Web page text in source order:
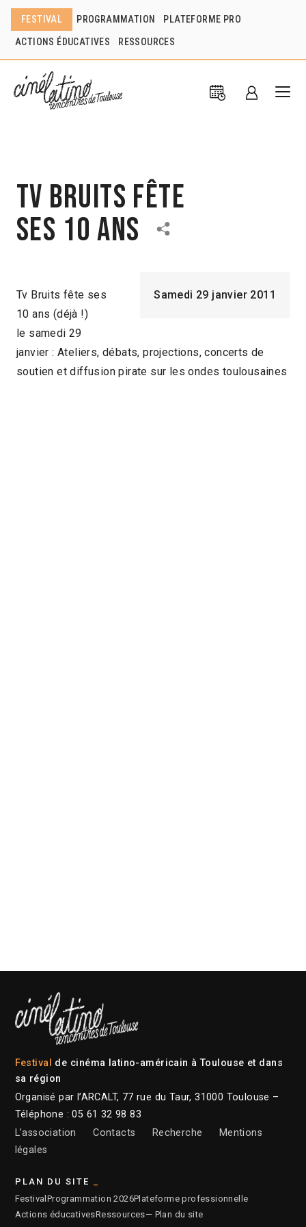
FESTIVAL PROGRAMMATION PLATEFORME PRO
ACTIONS ÉDUCATIVES RESSOURCES
TV bruits fête
ses 10 ans
Samedi 29 janvier 2011
Tv Bruits fête ses
10 ans (déjà !)
le samedi 29
janvier : Ateliers, débats, projections, concerts de
soutien et diffusion pirate sur les ondes toulousaines
Festival de cinéma latino-américain à Toulouse et dans
sa région
Organisé par l’ARCALT, 77 rue du Taur, 31000 Toulouse –
Téléphone : 05 61 32 98 83
L’association
Contacts Recherche
Mentions
légales
PLAN DU SITE
Festival Programmation 2026Plateforme professionnelle
Actions éducativesRessources— Plan du site